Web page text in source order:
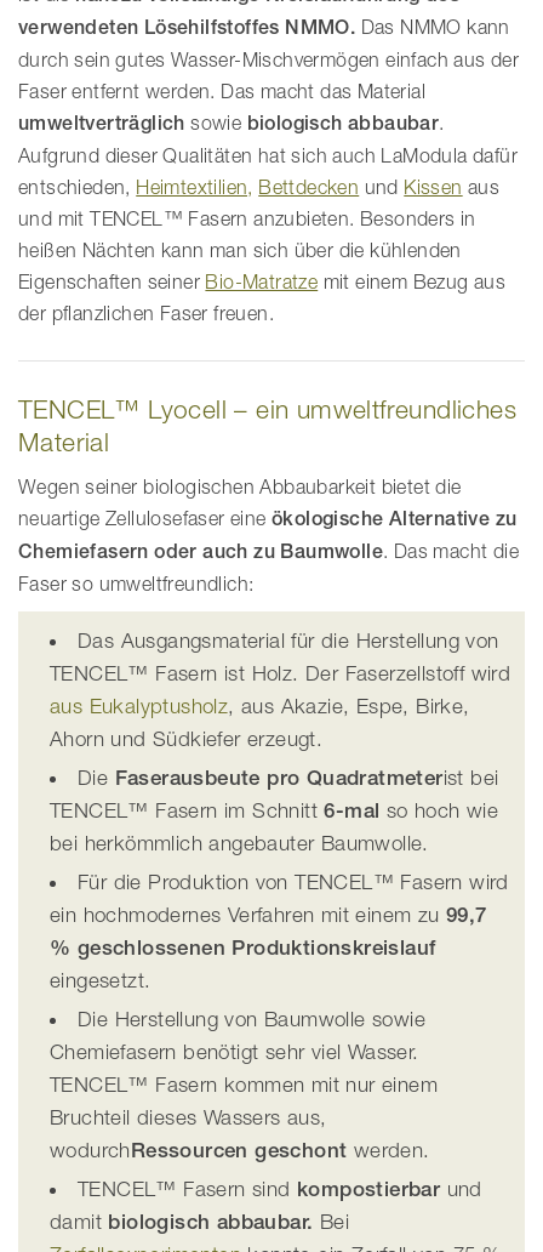
verwendeten Lösehilfstoffes NMMO. Das NMMO kann
durch sein gutes Wasser-Mischvermögen einfach aus der
Faser entfernt werden. Das macht das Material
umweltverträglich sowie biologisch abbaubar.
Aufgrund dieser Qualitäten hat sich auch LaModula dafür
entschieden, Heimtextilien, Bettdecken und Kissen aus
und mit TENCEL™ Fasern anzubieten. Besonders in
heißen Nächten kann man sich über die kühlenden
Eigenschaften seiner Bio-Matratze mit einem Bezug aus
der pflanzlichen Faser freuen.
TENCEL™ Lyocell – ein umweltfreundliches
Material
Wegen seiner biologischen Abbaubarkeit bietet die
neuartige Zellulosefaser eine ökologische Alternative zu
Chemiefasern oder auch zu Baumwolle. Das macht die
Faser so umweltfreundlich:
Das Ausgangsmaterial für die Herstellung von
TENCEL™ Fasern ist Holz. Der Faserzellstoff wird
aus Eukalyptusholz, aus Akazie, Espe, Birke,
Ahorn und Südkiefer erzeugt.
Die Faserausbeute pro Quadratmeterist bei
TENCEL™ Fasern im Schnitt6-mal so hoch wie
bei herkömmlich angebauter Baumwolle.
Für die Produktion von TENCEL™ Fasern wird
ein hochmodernes Verfahren mit einem zu 99,7
% geschlossenen Produktionskreislauf
eingesetzt.
Die Herstellung von Baumwolle sowie
Chemiefasern benötigt sehr viel Wasser.
TENCEL™ Fasern kommen mit nur einem
Bruchteil dieses Wassers aus,
wodurchRessourcen geschont werden.
TENCEL™ Fasern sind kompostierbar und
damit biologisch abbaubar. Bei